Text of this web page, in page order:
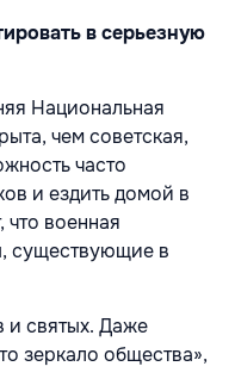
в серьезную
Национальная
чем советская,
часто
и ездить домой в
что военная
существующие в
и святых. Даже
зеркало общества»,